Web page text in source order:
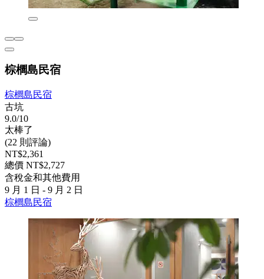
棕櫚島民宿
棕櫚島民宿
古坑
9.0/10
太棒了
(22 則評論)
NT$2,361
總價 NT$2,727
含稅金和其他費用
9 月 1 日 - 9 月 2 日
棕櫚島民宿